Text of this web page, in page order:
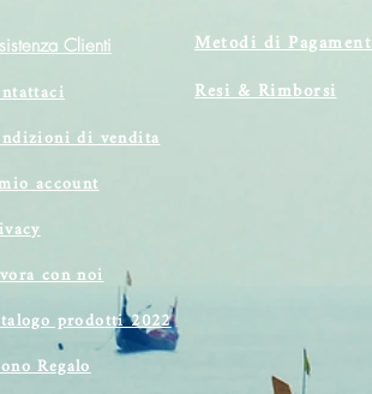
Clienti
di vendita
account
con noi
prodotti 2022
Regalo
Metodi di
Resi & Rimborsi